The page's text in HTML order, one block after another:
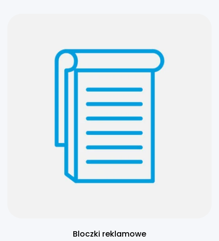
Bloczki reklamowe